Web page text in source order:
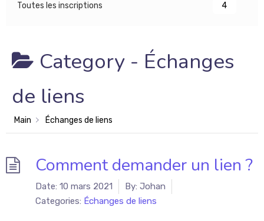
Toutes les inscriptions 4
Category - Échanges
de liens
Main Échanges de liens
Comment demander un lien ?
Date: 10 mars 2021 By: Johan
Categories: Échanges de liens